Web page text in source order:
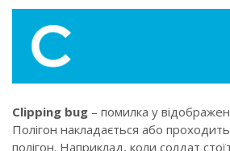
Clipping bug – помилка у
Полігон накладається або
полігон. Наприклад, коли солдат